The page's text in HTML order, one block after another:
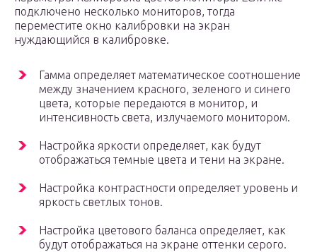
подключено несколько мониторов, тогда
переместите окно калибровки на экран
нуждающийся в калибровке.
Гамма определяет математическое соотношение
между значением красного, зеленого и синего
цвета, которые передаются в монитор, и
интенсивность света, излучаемого монитором.
Настройка яркости определяет, как будут
отображаться темные цвета и тени на экране.
Настройка контрастности определяет уровень и
яркость светлых тонов.
Настройка цветового баланса определяет, как
будут отображаться на экране оттенки серого.